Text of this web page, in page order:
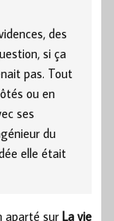
des
si ça
pas. Tout
ou en
ses
du
elle était
aparté sur La vie